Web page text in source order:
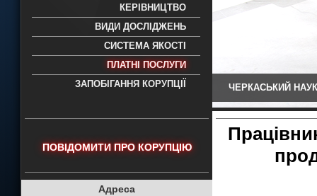
науково-дослідний експертно-
- проведення всих видів судових
експертиз
КЕРІВНИЦТВО
ВИДИ ДОСЛІДЖЕНЬ
СИСТЕМА ЯКОСТІ
ПЛАТНІ ПОСЛУГИ
ЗАПОБІГАННЯ КОРУПЦІЇ
ЧЕРКАСЬКИЙ
ПОВІДОМИТИ ПРО КОРУПЦІЮ
Адреса